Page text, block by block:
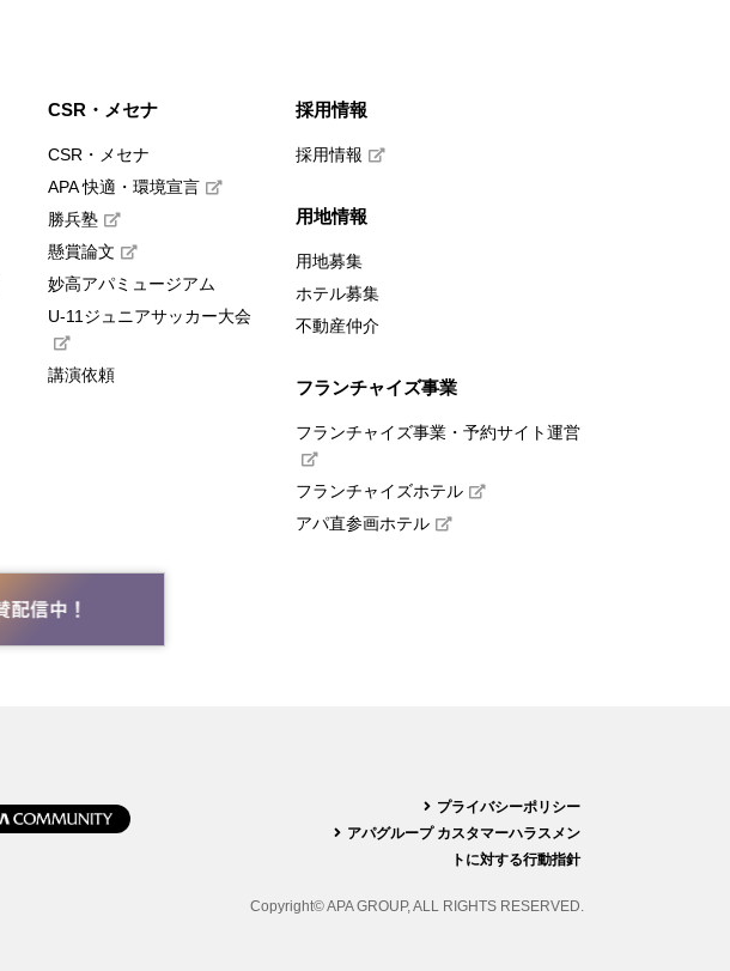
CSR・メセナ
CSR・メセナ
APA 快適・環境宣言
勝兵塾
懸賞論文
妙高アパミュージアム
U-11ジュニアサッカー大会
講演依頼
採用情報
採用情報
用地情報
用地募集
ホテル募集
不動産仲介
フランチャイズ事業
フランチャイズ事業・予約サイト運営
フランチャイズホテル
アパ直参画ホテル
プライバシーポリシー
アパグループ カスタマーハラスメン
トに対する行動指針
Copyright© APA GROUP, ALL RIGHTS RESERVED.